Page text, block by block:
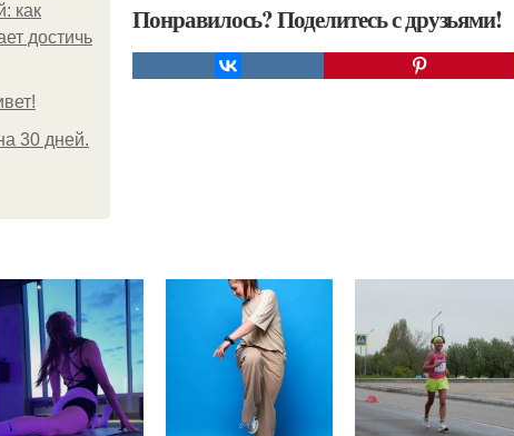
как
достичь
30 дней.
Понравилось? Поделитесь с друзьями!